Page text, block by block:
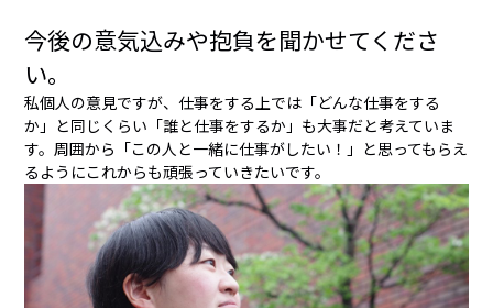
今後の意気込みや抱負を聞かせてくださ
い。
私個人の意見ですが、仕事をする上では「どんな仕事をする
か」と同じくらい「誰と仕事をするか」も大事だと考えていま
す。周囲から「この人と一緒に仕事がしたい！」と思ってもらえ
るようにこれからも頑張っていきたいです。